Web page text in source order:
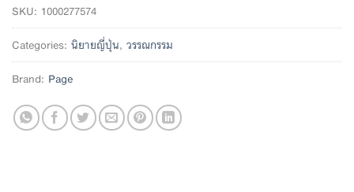
SKU: 1000277574
Categories: นิยายญี่ปุ่น, วรรณกรรม
Brand: Page